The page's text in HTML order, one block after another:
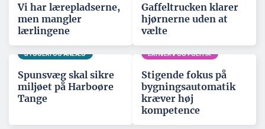
Vi har lærepladserne,
men mangler
lærlingene
Gaffeltrucken klarer
hjørnerne uden at
vælte
BYGGERI OG ANLÆG
Spunsvæg skal sikre
miljøet på Harboøre
Tange
ERHVERV OG POLITIK
Stigende fokus på
bygningsautomatik
kræver høj
kompetence